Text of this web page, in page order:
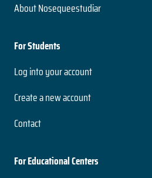
About Nosequeestudiar
For Students
Log into your account
Create a new account
Contact
For Educational Centers